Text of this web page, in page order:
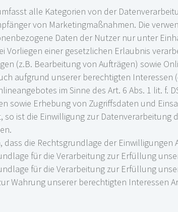
alle Kategorien von der
von Marketingmaßnahmen. Die
Daten der Nutzer nur unter
Vorliegen einer gesetzlichen Erlaubnis
(z.B. Bearbeitung von Aufträgen) sowie
aufgrund unserer berechtigten
im Sinne des Art. 6 Abs. 1 lit. f.
sowie Erhebung von Zugriffsdaten und
so ist die Einwilligung zur
dass die Rechtsgrundlage der Einwilligungen
für die Verarbeitung zur Erfüllung
für die Verarbeitung zur Erfüllung
Wahrung unserer berechtigten Interessen